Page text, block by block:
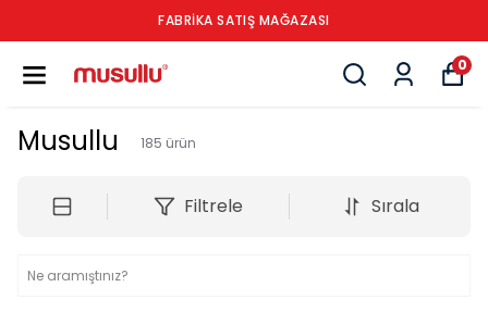
FABRİKA SATIŞ MAĞAZASI
0
Musullu 185 ürün
Filtrele Sırala